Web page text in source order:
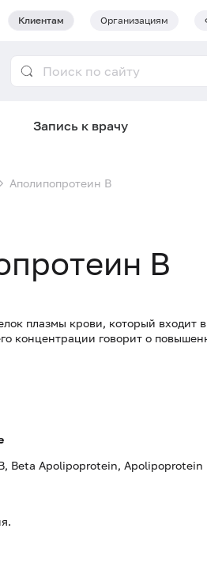
Клиентам Организациям
Запись к врачу
Аполипопротеин B
B
плазмы крови, который входит
концентрации говорит о
Beta Apolipoprotein,